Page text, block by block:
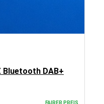
Bluetooth DAB+
FAIRER PREIS